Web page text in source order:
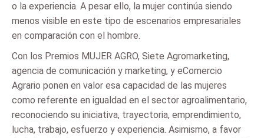
o la experiencia. A pesar ello, la mujer continúa siendo
menos visible en este tipo de escenarios empresariales
en comparación con el hombre.
Con los Premios MUJER AGRO, Siete Agromarketing,
agencia de comunicación y marketing, y eComercio
Agrario ponen en valor esa capacidad de las mujeres
como referente en igualdad en el sector agroalimentario,
reconociendo su iniciativa, trayectoria, emprendimiento,
lucha, trabajo, esfuerzo y experiencia. Asimismo, a favor